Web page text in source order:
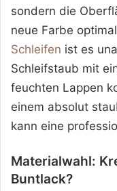
sondern die
neue Farbe
Schleifen ist es
Schleifstaub mit
feuchten Lappen
einem absolut
kann eine
Materialwahl:
Buntlack?